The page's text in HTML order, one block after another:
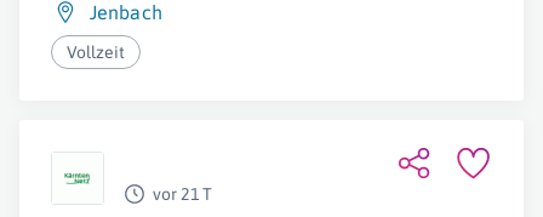
Jenbach
Vollzeit
vor 21 T